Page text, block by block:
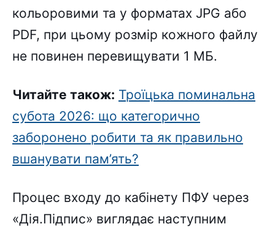
кольоровими та у форматах JPG або
PDF, при цьому розмір кожного файлу
не повинен перевищувати 1 МБ.
Читайте також: Троїцька поминальна
субота 2026: що категорично
заборонено робити та як правильно
вшанувати пам’ять?
Процес входу до кабінету ПФУ через
«Дія.Підпис» виглядає наступним